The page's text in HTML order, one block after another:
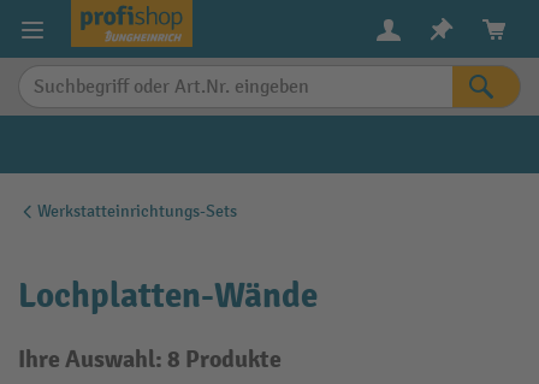
springen
Werkstatteinrichtungs-Sets
Lochplatten-Wände
Ihre Auswahl: 8 Produkte